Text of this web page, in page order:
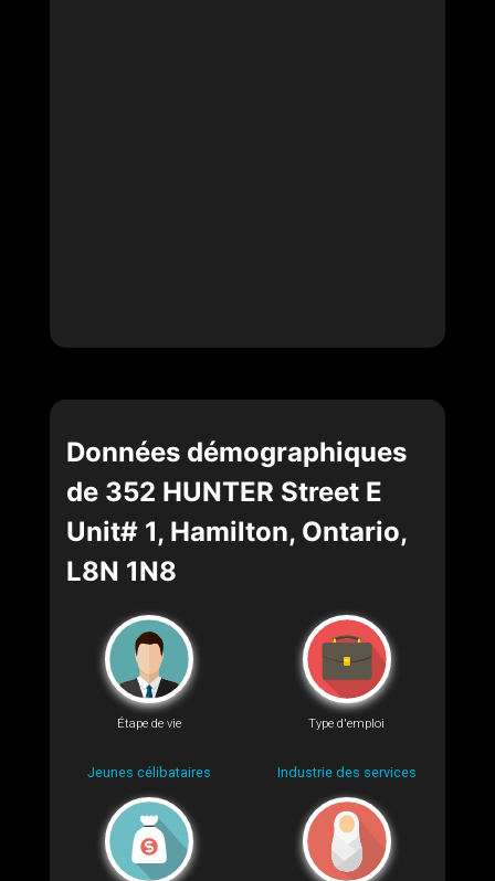
Données démographiques
de 352 HUNTER Street E
Unit# 1, Hamilton, Ontario,
L8N 1N8
Étape de vie
Jeunes célibataires
Type d'emploi
Industrie des services